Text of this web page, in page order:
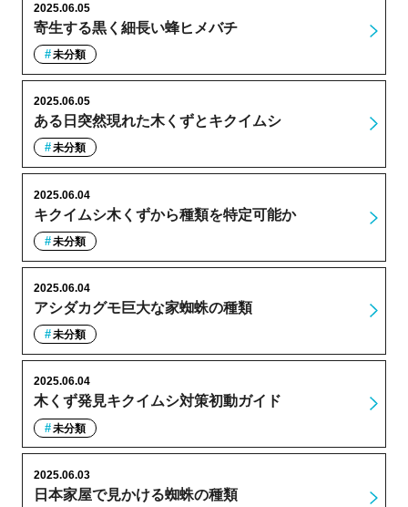
寄生する黒く細長い蜂ヒメバチ
2025.06.05
未分類
ある日突然現れた木くずとキクイムシ
2025.06.05
未分類
キクイムシ木くずから種類を特定可能か
2025.06.04
未分類
アシダカグモ巨大な家蜘蛛の種類
2025.06.04
未分類
木くず発見キクイムシ対策初動ガイド
2025.06.04
未分類
日本家屋で見かける蜘蛛の種類
2025.06.03